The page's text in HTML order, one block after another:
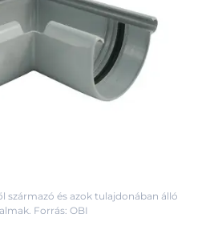
származó és azok tulajdonában álló
Forrás: OBI